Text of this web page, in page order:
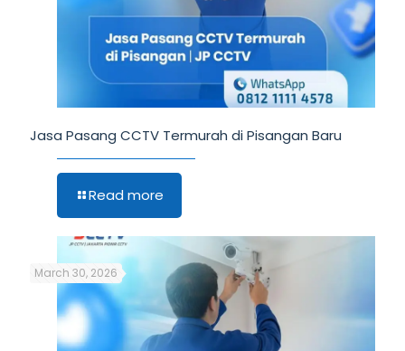
Jasa Pasang CCTV Termurah di Pisangan Baru
Read more
March 30, 2026